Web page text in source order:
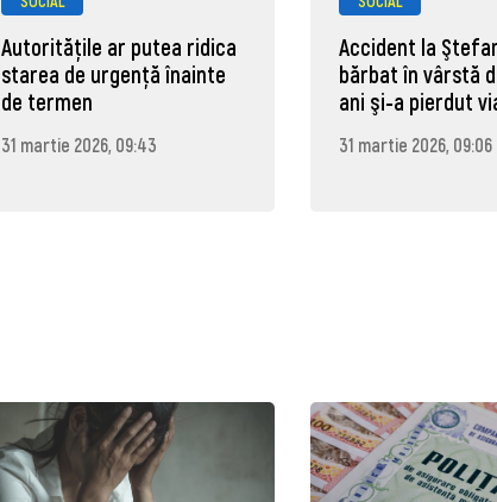
Autoritățile ar putea ridica
starea de urgență înainte
de termen
31 martie 2026, 09:43
Accident la
bărbat în vârstă
ani şi-a pierdut
31 martie 2026, 09:06